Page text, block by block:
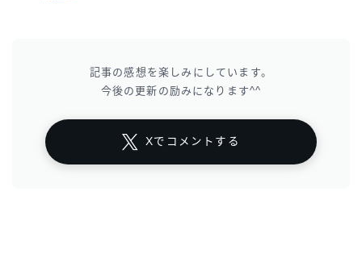
記事の感想を楽しみにしています。
今後の更新の励みになります^^
Xでコメントする